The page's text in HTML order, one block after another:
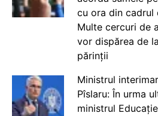
cu ora din
Multe cercuri de
vor dispărea de
părinții
Ministrul
Pîslaru: În urma
ministrul